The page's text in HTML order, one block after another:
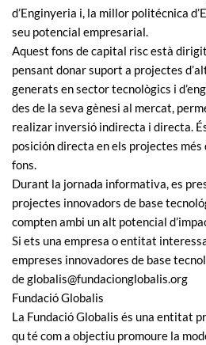
d’Enginyeria i, la millor politécnica
seu potencial empresarial.
Aquest fons de capital risc està
pensant donar suport a projectes
generats en sector tecnològics i
des de la seva gènesi al mercat,
realizar inversió indirecta i directa.
posición directa en els projectes
fons.
Durant la jornada informativa, es
projectes innovadors de base
compten ambi un alt potencial
Si ets una empresa o entitat
empreses innovadores de base
de globalis@fundacionglobalis.org
Fundació Globalis
La Fundació Globalis és una entitat
qu té com a objectiu promoure la